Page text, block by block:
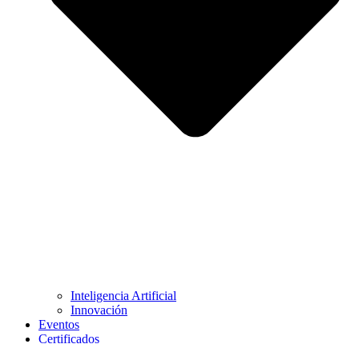
Inteligencia Artificial
Innovación
Eventos
Certificados